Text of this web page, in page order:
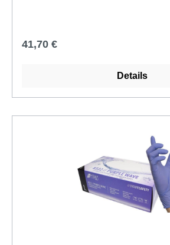
Regulärer Preis:
41,70 €
Details